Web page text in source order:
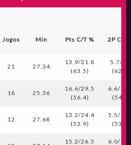
Jogos Min Pts C/T % 2P C/T
21 27.34
13.9/21.8
(63.5)
5.7/
(62.5)
16 25.36
16.6/29.5
(56.4)
6.6/
(54.4)
12 27.68
13.2/24.4
(53.9)
5.5/
(53.2)
15.2/26.5
6.0/